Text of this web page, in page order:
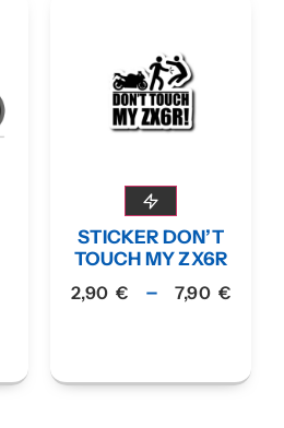
STICKER DON’T
TOUCH MY ZX6R
2,90€ – 7,90 €